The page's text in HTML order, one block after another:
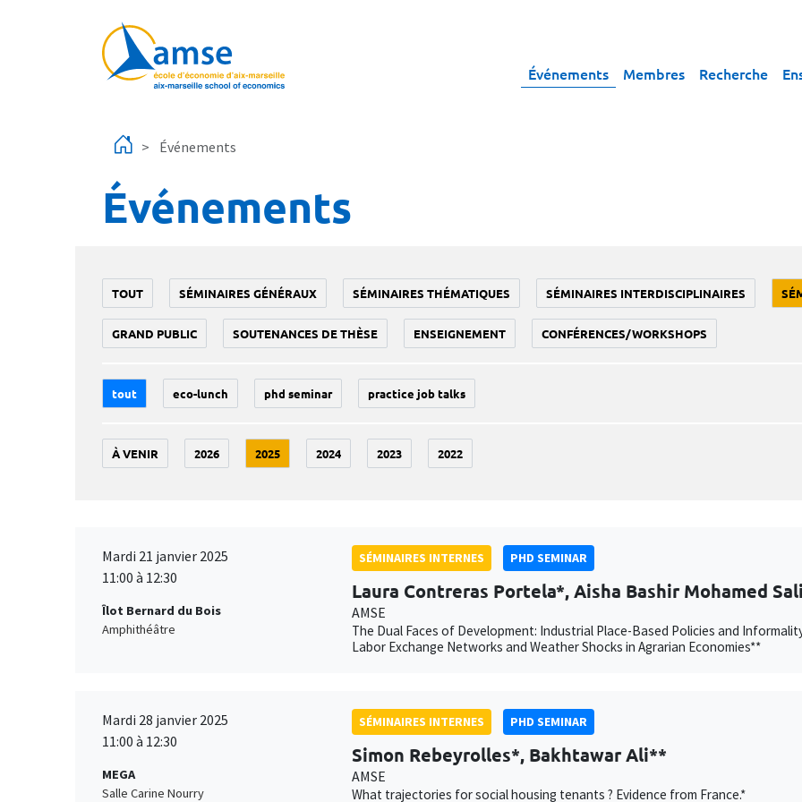
Événements Membres Recherche
Événements
Événements
TOUT SÉMINAIRES GÉNÉRAUX SÉMINAIRES THÉMATIQUES SÉMINAIRES INTERDISCIPLINAIRES
GRAND PUBLIC SOUTENANCES DE THÈSE ENSEIGNEMENT CONFÉRENCES/WORKSHOPS
tout eco-lunch phd seminar practice job talks
À VENIR 2026 2025 2024 2023 2022
Mardi 21 janvier 2025
11:00 à 12:30
Îlot Bernard du Bois
Amphithéâtre
SÉMINAIRES INTERNES PHD SEMINAR
Laura Contreras Portela*, Aisha Bashir Mohamed
AMSE
The Dual Faces of Development: Industrial Place-Based Policies and
Labor Exchange Networks and Weather Shocks in Agrarian Economies**
Mardi 28 janvier 2025
11:00 à 12:30
MEGA
Salle Carine Nourry
SÉMINAIRES INTERNES PHD SEMINAR
Simon Rebeyrolles*, Bakhtawar Ali**
AMSE
What trajectories for social housing tenants ? Evidence from France.*